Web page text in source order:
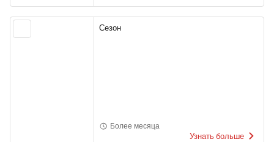
Сезон
Более месяца
Узнать больше